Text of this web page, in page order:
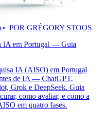
POR GRÉGORY STOOS
IA em Portugal — Guia
IA (AISO) em Portugal
de IA — ChatGPT,
Grok e DeepSeek. Guia
como avaliar, e como a
em quatro fases.